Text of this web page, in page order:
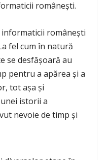
românești.
românești
fel cum în natură
se desfășoară au
pentru a apărea și a
tot așa și
istorii a
nevoie de timp și